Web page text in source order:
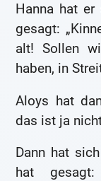
Hanna hat
gesagt:
alt! Sollen
haben, in
Aloys hat
das ist ja
Dann hat
hat